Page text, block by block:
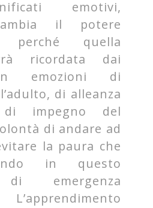
emotivi,
il potere
perché quella
ricordata dai
emozioni di
di alleanza
di impegno del
di andare ad
la paura che
in questo
di emergenza
L’apprendimento